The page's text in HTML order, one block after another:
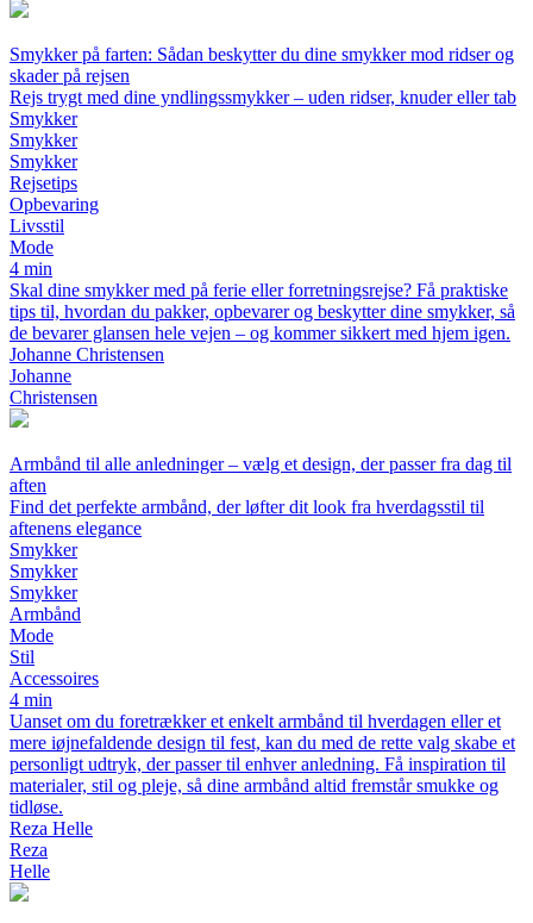
Smykker på farten: Sådan beskytter du dine smykker mod ridser og
skader på rejsen
Rejs trygt med dine yndlingssmykker – uden ridser, knuder eller tab
Smykker
Smykker
Smykker
Rejsetips
Opbevaring
Livsstil
Mode
4 min
Skal dine smykker med på ferie eller forretningsrejse? Få praktiske
tips til, hvordan du pakker, opbevarer og beskytter dine smykker, så
de bevarer glansen hele vejen – og kommer sikkert med hjem igen.
Johanne Christensen
Johanne
Christensen
Armbånd til alle anledninger – vælg et design, der passer fra dag til
aften
Find det perfekte armbånd, der løfter dit look fra hverdagsstil til
aftenens elegance
Smykker
Smykker
Smykker
Armbånd
Mode
Stil
Accessoires
4 min
Uanset om du foretrækker et enkelt armbånd til hverdagen eller et
mere iøjnefaldende design til fest, kan du med de rette valg skabe et
personligt udtryk, der passer til enhver anledning. Få inspiration til
materialer, stil og pleje, så dine armbånd altid fremstår smukke og
tidløse.
Reza Helle
Reza
Helle